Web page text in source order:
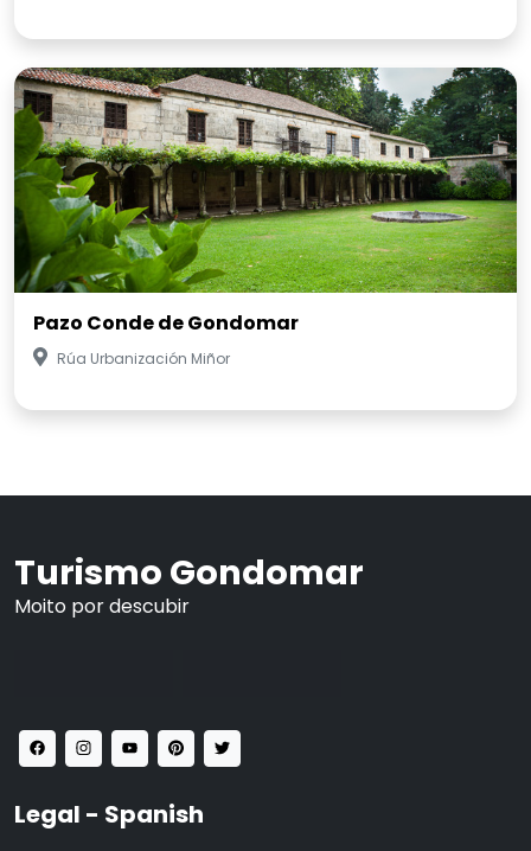
Pazo Conde de Gondomar
Rúa Urbanización Miñor
Turismo Gondomar
Moito por descubir
Legal - Spanish